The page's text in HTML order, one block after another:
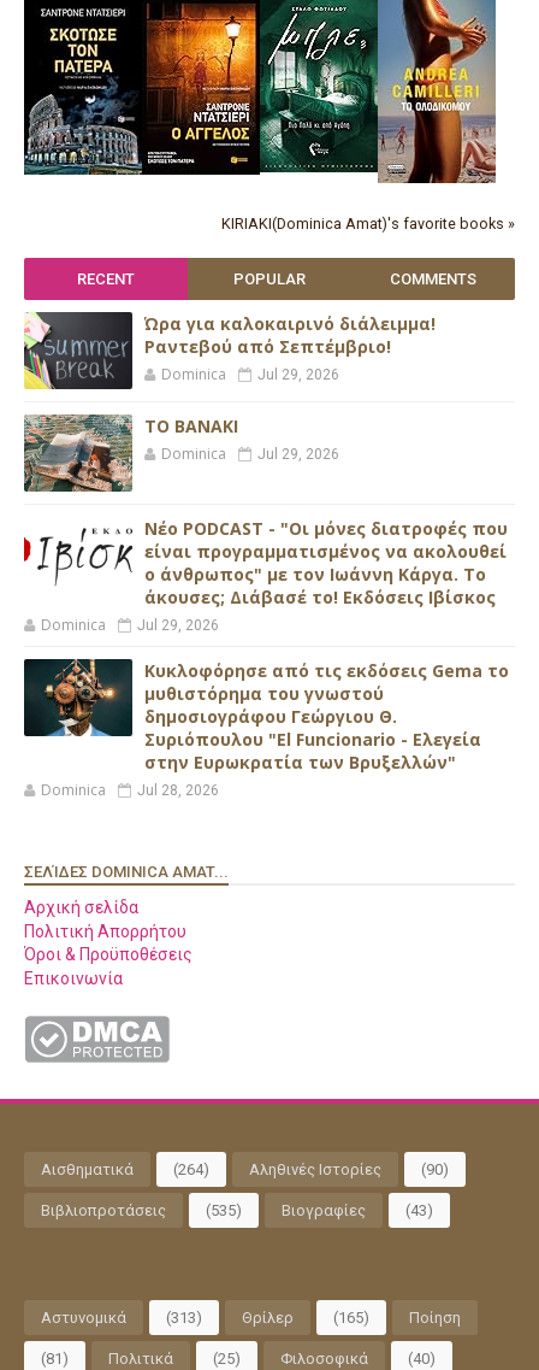
KIRIAKI(Dominica Amat)'s favorite books »
RECENT POPULAR COMMENTS
Ώρα για καλοκαιρινό διάλειμμα!
Ραντεβού από Σεπτέμβριο!
Dominica Jul 29, 2026
ΤΟ ΒΑΝΑΚΙ
Dominica Jul 29, 2026
Νέο PODCAST - "Οι μόνες διατροφές που
είναι προγραμματισμένος να ακολουθεί
ο άνθρωπος" με τον Ιωάννη Κάργα. Το
άκουσες; Διάβασέ το! Εκδόσεις Ιβίσκος
Dominica Jul 29, 2026
Κυκλοφόρησε από τις εκδόσεις Gema το
μυθιστόρημα του γνωστού
δημοσιογράφου Γεώργιου Θ.
Συριόπουλου "El Funcionario - Ελεγεία
στην Ευρωκρατία των Βρυξελλών"
Dominica Jul 28, 2026
ΣΕΛΊΔΕΣ DOMINICA AMAT...
Αρχική σελίδα
Πολιτική Απορρήτου
Όροι & Προϋποθέσεις
Επικοινωνία
Αισθηματικά (264) Αληθινές Ιστορίες (90)
Βιβλιοπροτάσεις (535) Βιογραφίες (43)
Αστυνομικά (313) Θρίλερ (165) Ποίηση
(81) Πολιτικά (25) Φιλοσοφικά (40)